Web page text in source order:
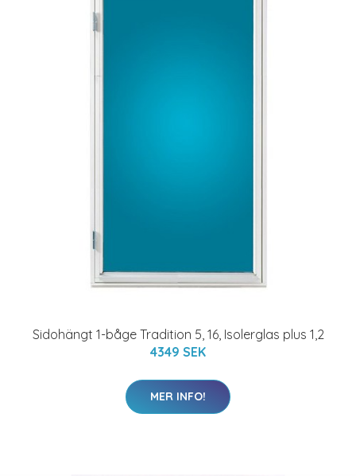
Sidohängt 1-båge Tradition 5, 16, Isolerglas plus 1,2
4349 SEK
MER INFO!